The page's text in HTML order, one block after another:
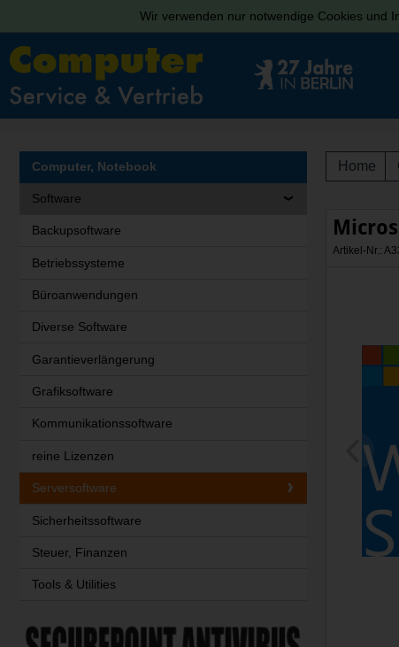
Wir verwenden nur notwendige Cookies und
Home
Artikel-Nr.:
Computer, Notebook
Software
Backupsoftware
Betriebssysteme
Büroanwendungen
Diverse Software
Garantieverlängerung
Grafiksoftware
Kommunikationssoftware
reine Lizenzen
Serversoftware
Sicherheitssoftware
Steuer, Finanzen
Tools & Utilities